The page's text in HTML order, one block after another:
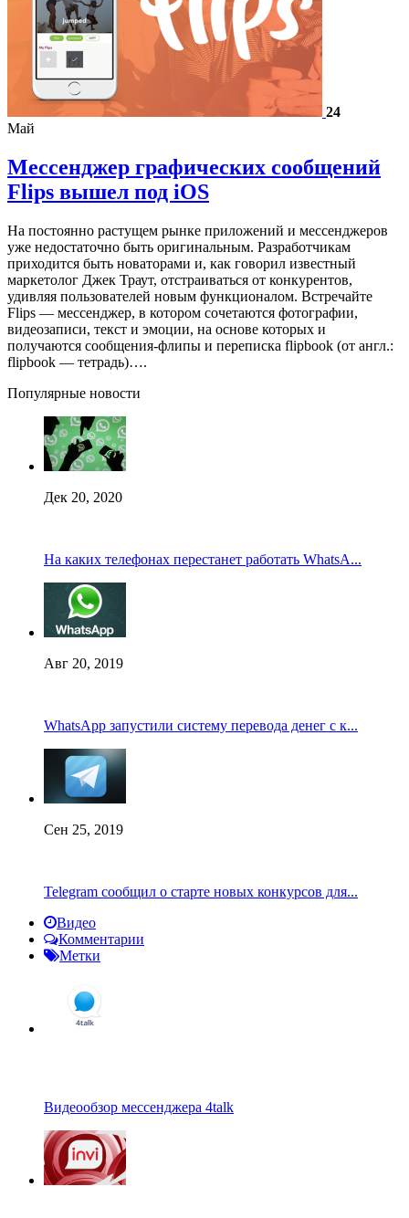
24
Май
Мессенджер графических сообщений
Flips вышел под iOS
На постоянно растущем рынке приложений и мессенджеров
уже недостаточно быть оригинальным. Разработчикам
приходится быть новаторами и, как говорил известный
маркетолог Джек Траут, отстраиваться от конкурентов,
удивляя пользователей новым функционалом. Встречайте
Flips — мессенджер, в котором сочетаются фотографии,
видеозаписи, текст и эмоции, на основе которых и
получаются сообщения-флипы и переписка flipbook (от англ.:
flipbook — тетрадь)….
Популярные новости
Дек 20, 2020
На каких телефонах перестанет работать WhatsA...
Авг 20, 2019
WhatsApp запустили систему перевода денег с к...
Сен 25, 2019
Telegram сообщил о старте новых конкурсов для...
Видео
Комментарии
Метки
Видеообзор мессенджера 4talk